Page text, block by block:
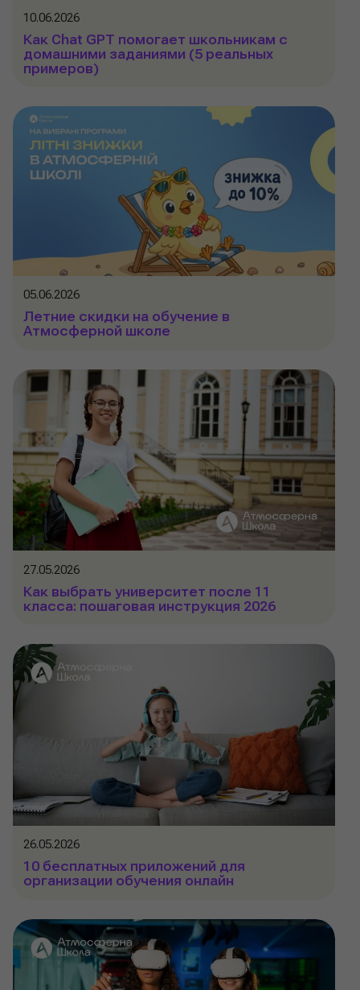
10.06.2026
Как Chat GPT помогает школьникам с
домашними заданиями (5 реальных
примеров)
05.06.2026
Летние скидки на обучение в
Атмосферной школе
27.05.2026
Как выбрать университет после 11
класса: пошаговая инструкция 2026
26.05.2026
10 бесплатных приложений для
организации обучения онлайн